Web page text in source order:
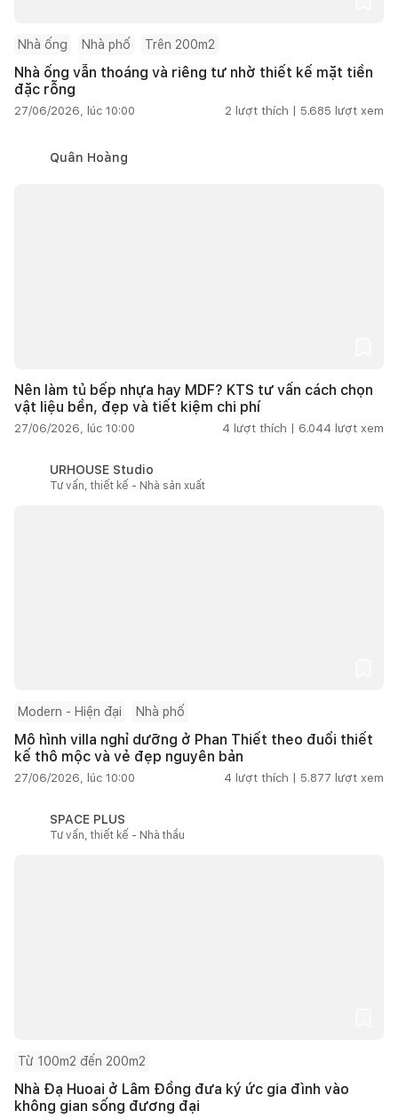
Nhà ống Nhà phố Trên 200m2
Nhà ống vẫn thoáng và riêng tư nhờ thiết kế mặt tiền
đặc rỗng
27/06/2026, lúc 10:00 2 lượt thích | 5.685 lượt xem
Quân Hoàng
Nên làm tủ bếp nhựa hay MDF? KTS tư vấn cách chọn
vật liệu bền, đẹp và tiết kiệm chi phí
27/06/2026, lúc 10:00 4 lượt thích | 6.044 lượt xem
URHOUSE Studio
Tư vấn, thiết kế - Nhà sản xuất
Modern - Hiện đại Nhà phố
Mô hình villa nghỉ dưỡng ở Phan Thiết theo đuổi thiết
kế thô mộc và vẻ đẹp nguyên bản
27/06/2026, lúc 10:00 4 lượt thích | 5.877 lượt xem
SPACE PLUS
Tư vấn, thiết kế - Nhà thầu
Từ 100m2 đến 200m2
Nhà Đạ Huoai ở Lâm Đồng đưa ký ức gia đình vào
không gian sống đương đại